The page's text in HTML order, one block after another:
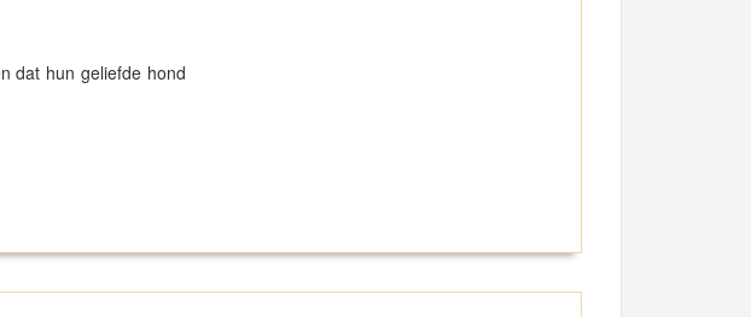
dat hun geliefde hond